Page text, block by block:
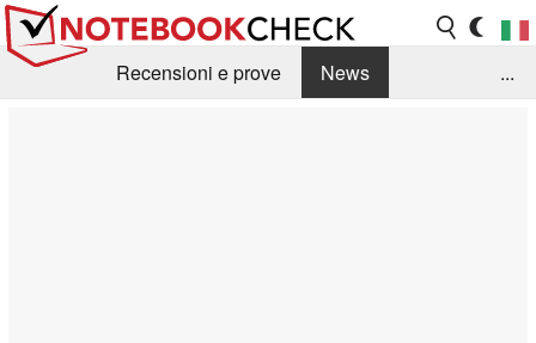
Recensioni e prove
News
...